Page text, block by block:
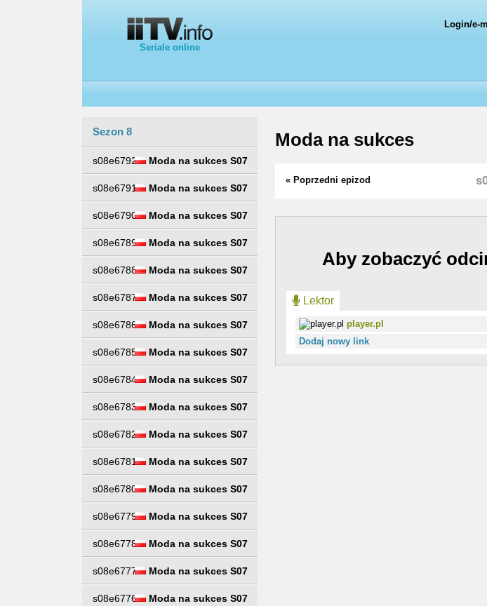
Seriale online
Login/e-
Sezon 8
s08e6792 Moda na sukces S07
s08e6791 Moda na sukces S07
s08e6790 Moda na sukces S07
s08e6789 Moda na sukces S07
s08e6788 Moda na sukces S07
s08e6787 Moda na sukces S07
s08e6786 Moda na sukces S07
s08e6785 Moda na sukces S07
s08e6784 Moda na sukces S07
s08e6783 Moda na sukces S07
s08e6782 Moda na sukces S07
s08e6781 Moda na sukces S07
s08e6780 Moda na sukces S07
s08e6779 Moda na sukces S07
s08e6778 Moda na sukces S07
s08e6777 Moda na sukces S07
s08e6776 Moda na sukces S07
Moda na sukces
« Poprzedni epizod
Aby zobaczyć
Lektor
player.pl
Dodaj nowy link